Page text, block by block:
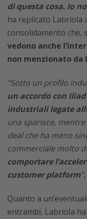
di questa cosa. Io
ha replicato Labriola
consolidamento che,
vedono anche
non menzionato da
“Sotto un profilo
un accordo con
industriali legate
una sparisce,
deal che ha meno
commerciale molto
comportare
customer platform”
Quanto a
entrambi, Labriola